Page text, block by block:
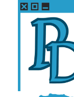
Перейти